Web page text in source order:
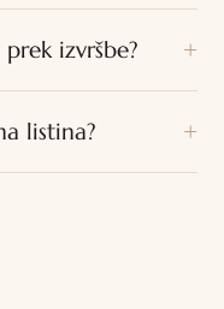
izvršbe?
listina?